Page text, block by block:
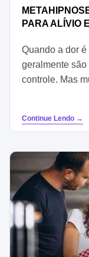
PARA ALÍVIO
Quando a dor
geralmente
controle. Mas
Continue Lendo →